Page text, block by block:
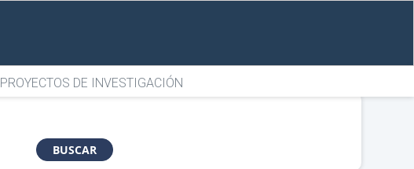
PROYECTOS DE INVESTIGACIÓN
BUSCAR